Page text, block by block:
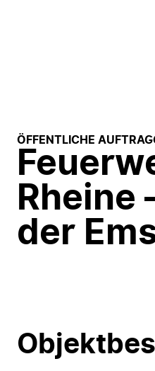
ÖFFENTLICHE
Rheine
der